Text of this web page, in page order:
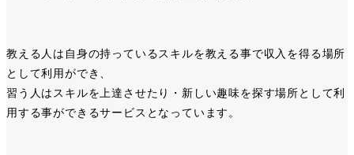
教える人は自身の持っているスキルを教える事で収入を得る場所
として利用ができ、
習う人はスキルを上達させたり・新しい趣味を探す場所として利
用する事ができるサービスとなっています。